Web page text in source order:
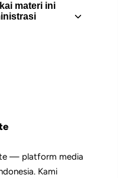
gerakan yang
dengan
pembina
gugus
materi ini
rujukan saat
— platform media
Kami